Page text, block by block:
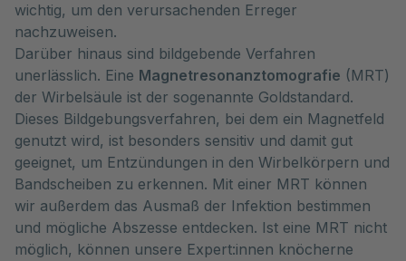
wichtig, um den verursachenden Erreger
nachzuweisen.
Darüber hinaus sind bildgebende Verfahren
unerlässlich. Eine Magnetresonanztomografie (MRT)
der Wirbelsäule ist der sogenannte Goldstandard.
Dieses Bildgebungsverfahren, bei dem ein Magnetfeld
genutzt wird, ist besonders sensitiv und damit gut
geeignet, um Entzündungen in den Wirbelkörpern und
Bandscheiben zu erkennen. Mit einer MRT können
wir außerdem das Ausmaß der Infektion bestimmen
und mögliche Abszesse entdecken. Ist eine MRT nicht
möglich, können unsere Expert:innen knöcherne